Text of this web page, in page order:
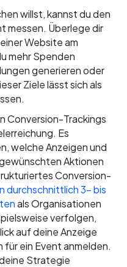
willst, kannst du den
messen. Überlege dir
Website am
mehr Spenden
generieren oder
Ziele lässt sich als
Conversion-Trackings
Es
welche Anzeigen und
Aktionen
Conversion-
durchschnittlich 3- bis
als Organisationen
verfolgen,
auf deine Anzeige
ein Event anmelden.
Strategie